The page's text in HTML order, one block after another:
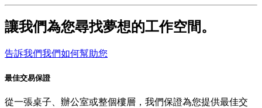
讓我們為您尋找夢想的工作空間。
告訴我們我們如何幫助您
最佳交易保證
從一張桌子、辦公室或整個樓層，我們保證為您提供最佳交